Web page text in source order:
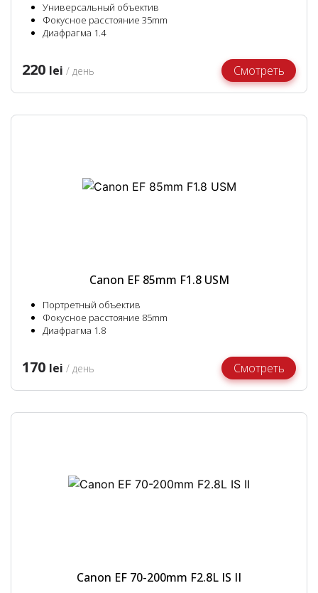
Универсальный объектив
Фокусное расстояние 35mm
Диафрагма 1.4
220 lei / день Смотреть
Canon EF 85mm F1.8 USM
Портретный объектив
Фокусное расстояние 85mm
Диафрагма 1.8
170 lei / день Смотреть
Canon EF 70-200mm F2.8L IS II